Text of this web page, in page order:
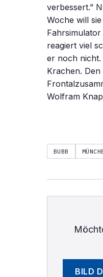
verbessert.”
Woche will
reagiert viel
er noch nicht.
Krachen.
Wolfram
BUBB
BILD